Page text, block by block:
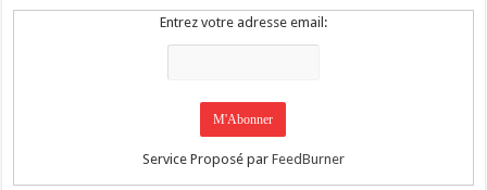
Entrez votre adresse email:
Service Proposé par FeedBurner